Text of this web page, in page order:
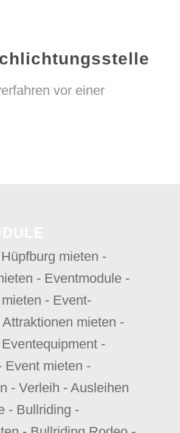
vor einer
mieten -
- Eventmodule -
- Event-
mieten -
-
Event mieten -
- Verleih - Ausleihen
- Bullriding -